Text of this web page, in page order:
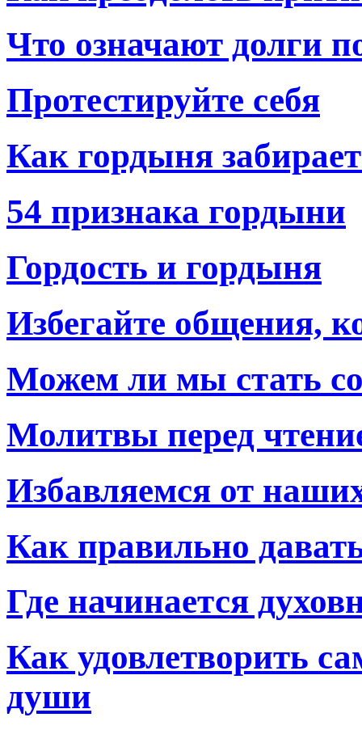
Что означают долги
Протестируйте себя
Как гордыня
54 признака гордыни
Гордость и гордыня
Избегайте общения,
Можем ли мы стать
Молитвы перед
Избавляемся от
Как правильно
Где начинается
Как удовлетворить
души